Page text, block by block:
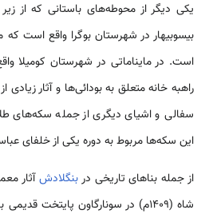
یکی دیگر از محوطه‌های باستانی که از
بیسوبیهار در شهرستان بوگرا واقع است
است. در مایناماتی در شهرستان کومیلا
راهبه خانه متعلق به بودائی‌ها و آثار
سفالی و اشیای دیگری از جمله سکه‌های
این سکه‌ها مربوط به دوره یکی از خلفای
از جمله بناهای تاریخی دربنگلادشآثار
شاه (1409م) در سونارگاون پایتخت